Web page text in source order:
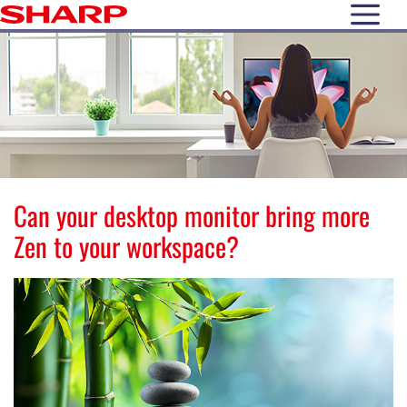
open
Can your desktop monitor bring more
Zen to your workspace?